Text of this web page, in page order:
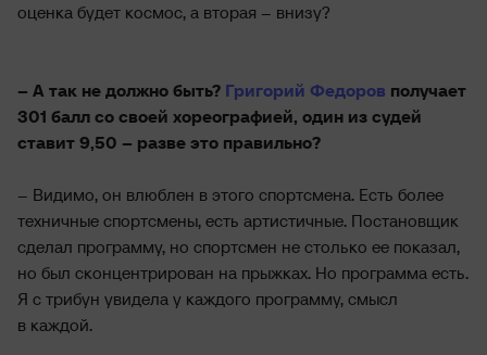
оценка будет космос, а вторая – внизу?
– А так не должно быть? Григорий Федоров получает
301 балл со своей хореографией, один из судей
ставит 9,50 – разве это правильно?
– Видимо, он влюблен в этого спортсмена. Есть более
техничные спортсмены, есть артистичные. Постановщик
сделал программу, но спортсмен не столько ее показал,
но был сконцентрирован на прыжках. Но программа есть.
Я с трибун увидела у каждого программу, смысл
в каждой.